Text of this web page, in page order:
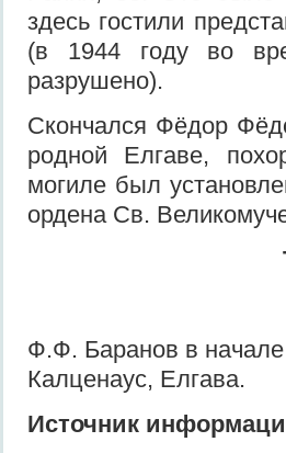
здесь гостили
(в 1944 году во
разрушено).
Скончался Фёдор
родной Елгаве,
могиле был
ордена Св.
Ф.Ф. Баранов в
Калценаус, Елгава.
Источник